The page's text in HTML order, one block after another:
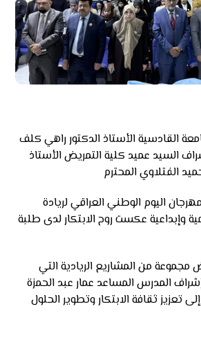
القادسية الأستاذ الدكتور راهي كلف
السيد عميد كلية التمريض الأستاذ
الفتلاوي المحترم
اليوم الوطني العراقي لريادة
وإبداعية عكست روح الابتكار لدى طلبة
من المشاريع الريادية التي
المدرس المساعد عمار عبد الحمزة
تعزيز ثقافة الابتكار وتطوير الحلول